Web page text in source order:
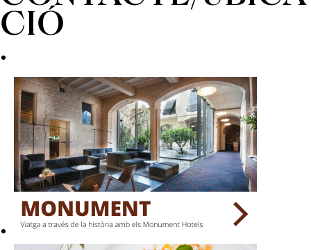
Què vols fer?
HOTELS
TERRASSES
BARS
SPAS
CIÓ